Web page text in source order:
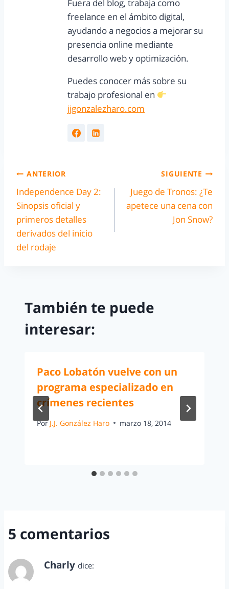
Fuera del blog, trabaja como
freelance en el ámbito digital,
ayudando a negocios a mejorar su
presencia online mediante
desarrollo web y optimización.
Puedes conocer más sobre su
trabajo profesional en
jjgonzalezharo.com
ANTERIOR
Independence Day 2:
Sinopsis oficial y
primeros detalles
derivados del inicio
del rodaje
SIGUIENTE
Juego de Tronos: ¿Te
apetece una cena con
Jon Snow?
También te puede
interesar:
Paco Lobatón vuelve con un
programa especializado en
crímenes recientes
Por J.J. González Haro marzo 18, 2014
5 comentarios
Charly dice: